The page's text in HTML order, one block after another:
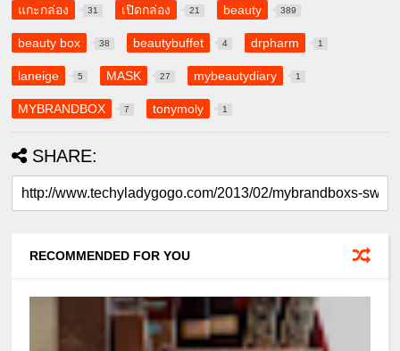
แกะกล่อง 31 เปิดกล่อง 21 beauty 389
beauty box 38 beautybuffet 4 drpharm 1
laneige 5 MASK 27 mybeautydiary 1
MYBRANDBOX 7 tonymoly 1
SHARE:
RECOMMENDED FOR YOU